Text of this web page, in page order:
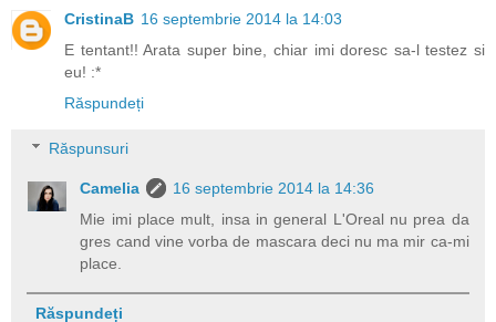
CristinaB 16 septembrie 2014 la 14:03
E tentant!! Arata super bine, chiar imi doresc sa-l testez si
eu! :*
Răspundeți
Răspunsuri
Camelia
16 septembrie 2014 la 14:36
Mie imi place mult, insa in general L'Oreal nu prea da
gres cand vine vorba de mascara deci nu ma mir ca-mi
place.
Răspundeți